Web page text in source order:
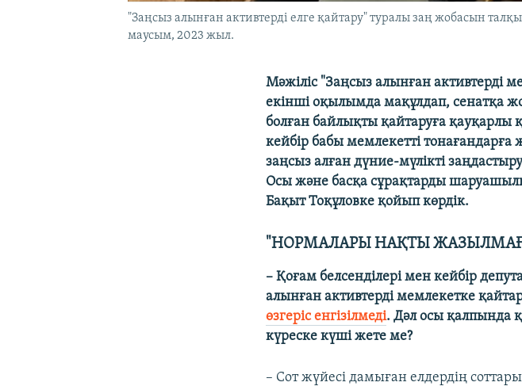
"Заңсыз алынған активтерді елге қайтару" туралы заң жобасын
маусым, 2023 жыл.
Мәжіліс "Заңсыз алынған активтерді
екінші оқылымда мақұлдап, сенатқа
болған байлықты қайтаруға қауқарлы
кейбір бабы мемлекетті тонағандарға
заңсыз алған дүние-мүлікті
Осы және басқа сұрақтарды
Бақыт Тоқұловке қойып көрдік.
"НОРМАЛАРЫ НАҚТЫ
– Қоғам белсенділерімен кейбір
алынған активтерді мемлекетке
өзгеріс енгізілмеді. Дәл осы қалпында
күреске күші жете ме?
– Сот жүйесі дамыған елдердің соттары